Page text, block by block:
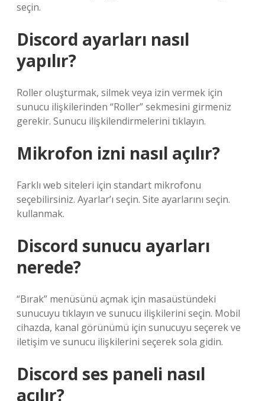
seçin.
Discord ayarları nasıl
yapılır?
Roller oluşturmak, silmek veya izin vermek için
sunucu ilişkilerinden “Roller” sekmesini girmeniz
gerekir. Sunucu ilişkilendirmelerini tıklayın.
Mikrofon izni nasıl açılır?
Farklı web siteleri için standart mikrofonu
seçebilirsiniz. Ayarlar’ı seçin. Site ayarlarını seçin.
kullanmak.
Discord sunucu ayarları
nerede?
“Bırak” menüsünü açmak için masaüstündeki
sunucuyu tıklayın ve sunucu ilişkilerini seçin. Mobil
cihazda, kanal görünümü için sunucuyu seçerek ve
iletişim ve sunucu ilişkilerini seçerek sola gidin.
Discord ses paneli nasıl
açılır?